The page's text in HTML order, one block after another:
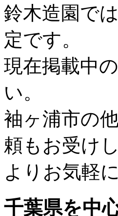
鈴木造園で
定です。
現在掲載中
い。
袖ヶ浦市の
頼もお受け
よりお気軽
千葉県を中